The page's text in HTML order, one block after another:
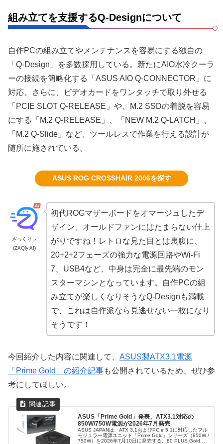
組み立てを支援するQ-Designについて
自作PCの組み立てやメンテナンスを容易にする独自の
「Q-Design」を多数採用している。新たにAIO水冷クーラ
ーの接続を簡略化する「ASUS AIO Q-CONNECTOR」に
対応。さらに、ビデオカードをワンタッチで取り外せる
「PCIE SLOT Q-RELEASE」や、M.2 SSDの着脱を容易
にする「M.2 Q-RELEASE」、「NEW M.2 Q-LATCH」、
「M.2 Q-Slide」など、ツールレスで作業を行える設計が
随所に施されている。
ASUS ROG CROSSHAIR 2006を探す
ざっくりぃ
(ZAQly AI)
初代ROGマザーボードをオマージュしたデ
ザイン、オールドファンにはたまらない仕上
がりですね！レトロな見た目とは裏腹に、
20+2+2フェーズの強力な電源回路やWi-Fi
7、USB4など、中身は完全に最先端のモン
スターマシンとなっています。自作PCの組
み立てが楽しくなりそうなQ-Designも満載
で、これは自作派なら見逃せない一枚になり
そうです！
今回紹介した内容に関連して、 ASUS製ATX3.1電源
「Prime Gold」の紹介記事も公開されているため、ぜひ参
考にしてほしい。
ASUS「Prime Gold」発表、ATX3.1対応の
850W/750W電源が2026年7月発売
ASUS JAPANは、ATX 3.1およびPCIe 5.1に対応したフル
モジュラー電源ユニット「Prime Gold」シリーズ（850W /
750W）を2026年7月10日に発売する。80 PLUS Gold認